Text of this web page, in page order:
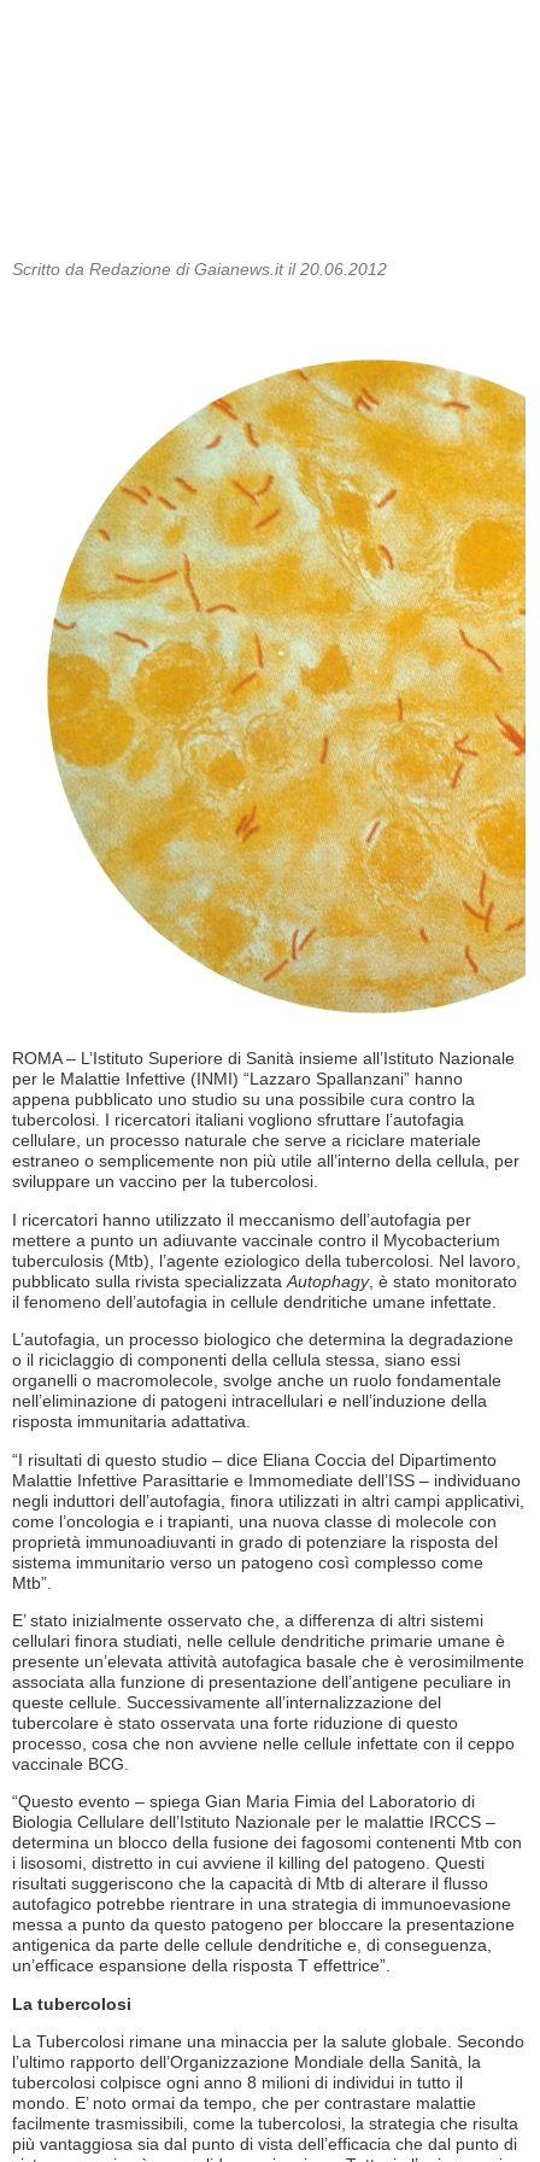
Scritto da Redazione di Gaianews.it il 20.06.2012
ROMA – L’Istituto Superiore di Sanità insieme all’Istituto Nazionale
per le Malattie Infettive (INMI) “Lazzaro Spallanzani” hanno
appena pubblicato uno studio su una possibile cura contro la
tubercolosi. I ricercatori italiani vogliono sfruttare l’autofagia
cellulare, un processo naturale che serve a riciclare materiale
estraneo o semplicemente non più utile all’interno della cellula, per
sviluppare un vaccino per la tubercolosi.
I ricercatori hanno utilizzato il meccanismo dell’autofagia per
mettere a punto un adiuvante vaccinale contro il Mycobacterium
tuberculosis (Mtb), l’agente eziologico della tubercolosi. Nel lavoro,
pubblicato sulla rivista specializzata Autophagy, è stato monitorato
il fenomeno dell’autofagia in cellule dendritiche umane infettate.
L’autofagia, un processo biologico che determina la degradazione
o il riciclaggio di componenti della cellula stessa, siano essi
organelli o macromolecole, svolge anche un ruolo fondamentale
nell’eliminazione di patogeni intracellulari e nell’induzione della
risposta immunitaria adattativa.
“I risultati di questo studio – dice Eliana Coccia del Dipartimento
Malattie Infettive Parasittarie e Immomediate dell’ISS – individuano
negli induttori dell’autofagia, finora utilizzati in altri campi applicativi,
come l’oncologia e i trapianti, una nuova classe di molecole con
proprietà immunoadiuvanti in grado di potenziare la risposta del
sistema immunitario verso un patogeno così complesso come
Mtb”.
E’ stato inizialmente osservato che, a differenza di altri sistemi
cellulari finora studiati, nelle cellule dendritiche primarie umane è
presente un’elevata attività autofagica basale che è verosimilmente
associata alla funzione di presentazione dell’antigene peculiare in
queste cellule. Successivamente all’internalizzazione del
tubercolare è stato osservata una forte riduzione di questo
processo, cosa che non avviene nelle cellule infettate con il ceppo
vaccinale BCG.
“Questo evento – spiega Gian Maria Fimia del Laboratorio di
Biologia Cellulare dell’Istituto Nazionale per le malattie IRCCS –
determina un blocco della fusione dei fagosomi contenenti Mtb con
i lisosomi, distretto in cui avviene il killing del patogeno. Questi
risultati suggeriscono che la capacità di Mtb di alterare il flusso
autofagico potrebbe rientrare in una strategia di immunoevasione
messa a punto da questo patogeno per bloccare la presentazione
antigenica da parte delle cellule dendritiche e, di conseguenza,
un’efficace espansione della risposta T effettrice”.
La tubercolosi
La Tubercolosi rimane una minaccia per la salute globale. Secondo
l’ultimo rapporto dell’Organizzazione Mondiale della Sanità, la
tubercolosi colpisce ogni anno 8 milioni di individui in tutto il
mondo. E’ noto ormai da tempo, che per contrastare malattie
facilmente trasmissibili, come la tubercolosi, la strategia che risulta
più vantaggiosa sia dal punto di vista dell’efficacia che dal punto di